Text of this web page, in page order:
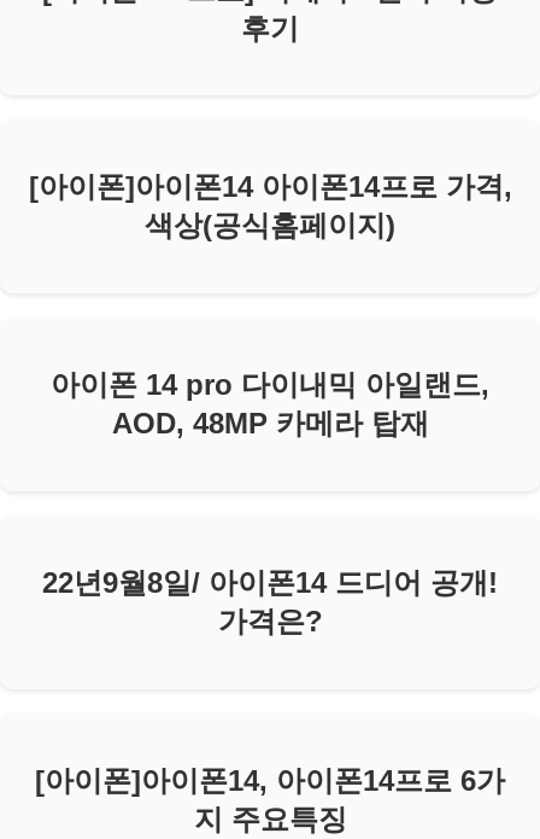
후기
[아이폰]아이폰14 아이폰14프로 가격,
색상(공식홈페이지)
아이폰 14 pro 다이내믹 아일랜드,
AOD, 48MP 카메라 탑재
22년9월8일/ 아이폰14 드디어 공개!
가격은?
[아이폰]아이폰14, 아이폰14프로 6가
지 주요특징